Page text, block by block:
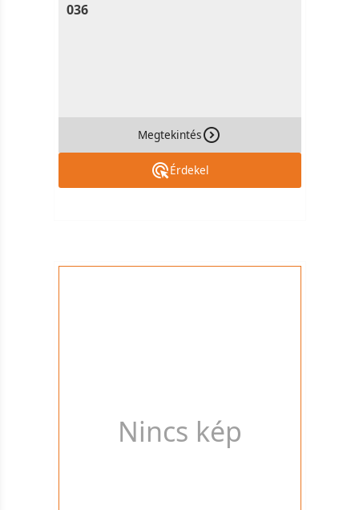
036
Megtekintés
Érdekel
Nincs kép